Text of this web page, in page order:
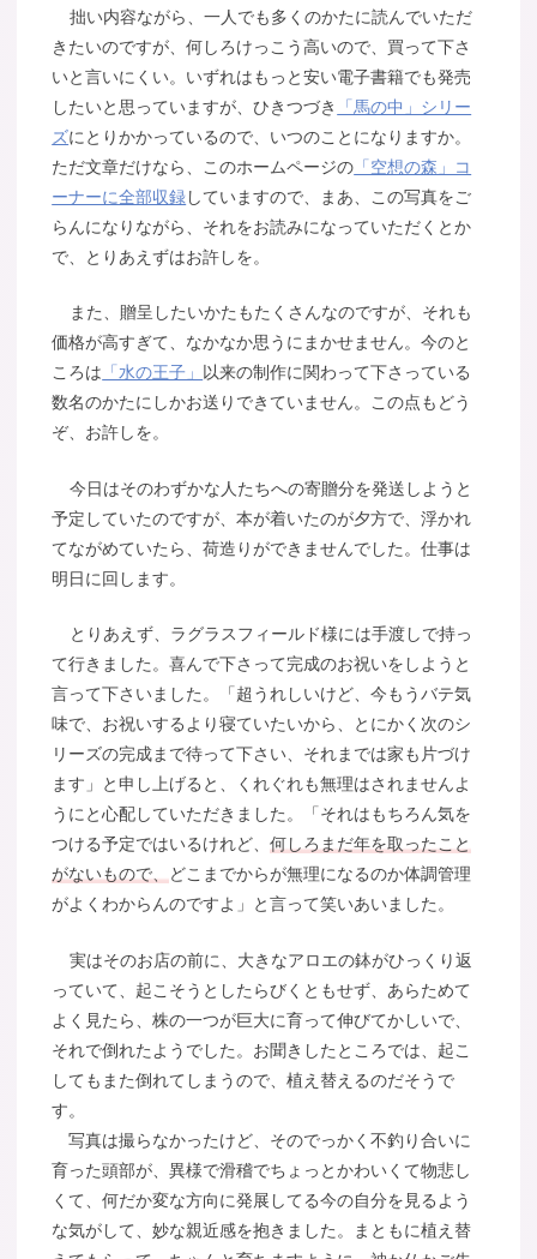
拙い内容ながら、一人でも多くのかたに読んでいただ
きたいのですが、何しろけっこう高いので、買って下さ
いと言いにくい。いずれはもっと安い電子書籍でも発売
したいと思っていますが、ひきつづき
「馬の中」シリー
ズにとりかかっているので、いつのことになりますか。
ただ文章だけなら、このホームページの 「空想の森」コ
ーナーに全部収録していますので、まあ、この写真をご
らんになりながら、それをお読みになっていただくとか
で、とりあえずはお許しを。
また、贈呈したいかたもたくさんなのですが、それも
価格が高すぎて、なかなか思うにまかせません。今のと
ころは 「水の王子」
以来の制作に関わって下さっている
数名のかたにしかお送りできていません。この点もどう
ぞ、お許しを。
今日はそのわずかな人たちへの寄贈分を発送しようと
予定していたのですが、本が着いたのが夕方で、浮かれ
てながめていたら、荷造りができませんでした。仕事は
明日に回します。
とりあえず、ラグラスフィールド様には手渡しで持っ
て行きました。喜んで下さって完成のお祝いをしようと
言って下さいました。「超うれしいけど、今もうバテ気
味で、お祝いするより寝ていたいから、とにかく次のシ
リーズの完成まで待って下さい、それまでは家も片づけ
ます」と申し上げると、くれぐれも無理はされませんよ
うにと心配していただきました。「それはもちろん気を
つける予定ではいるけれど、何しろまだ年を取ったこと
がないもので、
どこまでからが無理になるのか体調管理
がよくわからんのですよ」と言って笑いあいました。
実はそのお店の前に、大きなアロエの鉢がひっくり返
っていて、起こそうとしたらびくともせず、あらためて
よく見たら、株の一つが巨大に育って伸びてかしいで、
それで倒れたようでした。お聞きしたところでは、起こ
してもまた倒れてしまうので、植え替えるのだそうで
す。
写真は撮らなかったけど、そのでっかく不釣り合いに
育った頭部が、異様で滑稽でちょっとかわいくて物悲し
くて、何だか変な方向に発展してる今の自分を見るよう
な気がして、妙な親近感を抱きました。まともに植え替